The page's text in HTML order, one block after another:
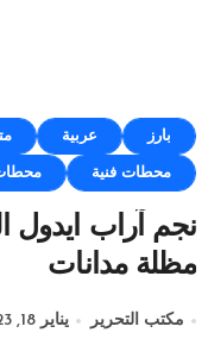
بارز عربية
محطات فنية
نجم آراب ايدول
مظلة مدانات
مكتب التحرير يناير 18, 2023